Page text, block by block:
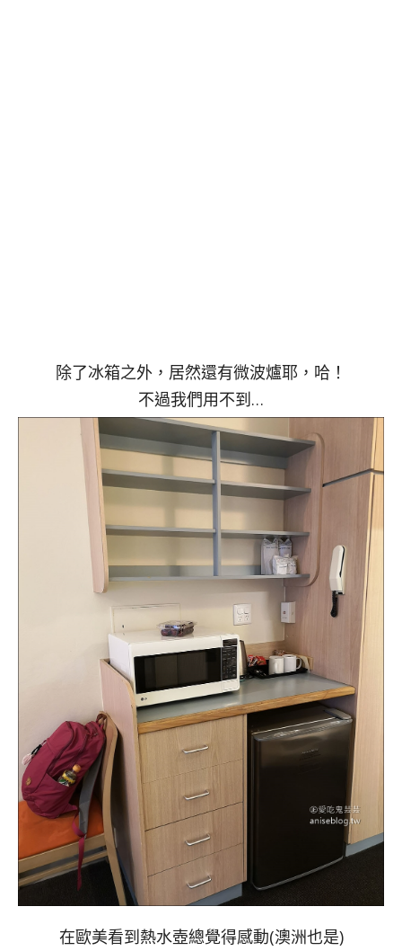
除了冰箱之外，居然還有微波爐耶，哈！
不過我們用不到…
在歐美看到熱水壺總覺得感動(澳洲也是)